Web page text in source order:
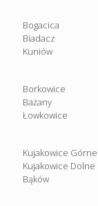
Bogacica
Biadacz
Kuniów
Borkowice
Bażany
Łowkowice
Kujakowice Górne
Kujakowice Dolne
Bąków